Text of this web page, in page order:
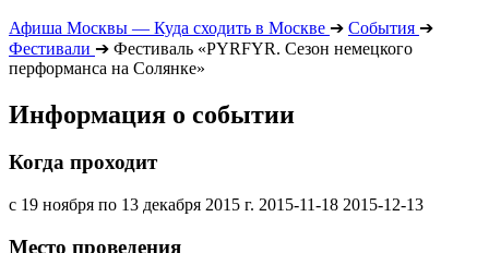
Афиша Москвы — Куда сходить в Москве ➔ События ➔
Фестивали ➔ Фестиваль «PYRFYR. Сезон немецкого
перформанса на Солянке»
Информация о событии
Когда проходит
с 19 ноября по 13 декабря 2015 г. 2015-11-18 2015-12-13
Место проведения